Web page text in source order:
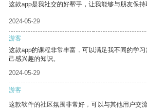
这款app是我社交的好帮手，让我能够与朋友保持
2024-05-29
游客
这款app的课程非常丰富，可以满足我不同的学
己感兴趣的知识。
2024-05-29
游客
这款软件的社区氛围非常好，可以与其他用户交流